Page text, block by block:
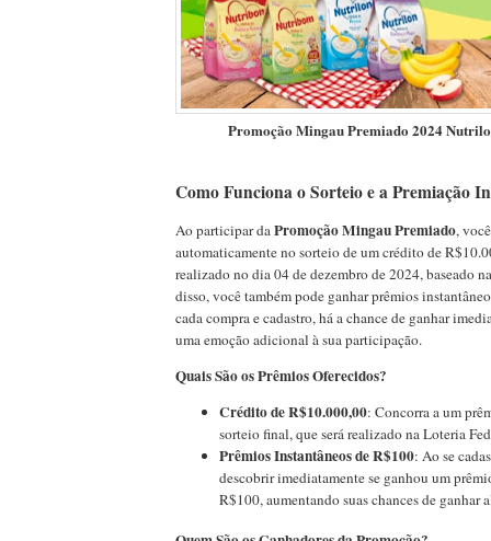
Promoção Mingau Premiado 2024
Como Funciona o Sorteio e a Premiação
Ao participar daPromoção Mingau Premiado,
automaticamente no sorteio de um crédito de
realizado no dia 04 de dezembro de 2024, baseado
disso, você também pode ganhar prêmios
cada compra e cadastro, há a chance de ganhar
uma emoção adicional à sua participação.
Quais São os Prêmios Oferecidos?
Crédito de R$10.000,00: Concorra a um
sorteio final, que será realizado na Loteria
Prêmios Instantâneos de R$100: Ao se
descobrir imediatamente se ganhou um
R$100, aumentando suas chances de ganhar